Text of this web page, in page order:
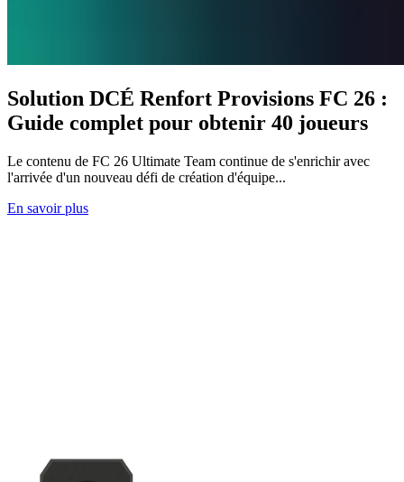
Solution DCÉ Renfort Provisions FC 26 :
Guide complet pour obtenir 40 joueurs
Le contenu de FC 26 Ultimate Team continue de s'enrichir avec
l'arrivée d'un nouveau défi de création d'équipe...
En savoir plus